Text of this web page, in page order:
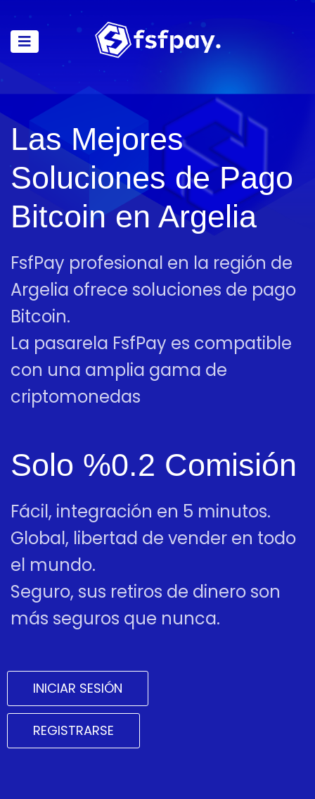
Las Mejores
Soluciones de Pago
Bitcoin en Argelia
FsfPay profesional en la región de
Argelia ofrece soluciones de pago
Bitcoin.
La pasarela FsfPay es compatible
con una amplia gama de
criptomonedas
Solo %0.2 Comisión
Fácil, integración en 5 minutos.
Global, libertad de vender en todo
el mundo.
Seguro, sus retiros de dinero son
más seguros que nunca.
INICIAR SESIÓN
REGISTRARSE